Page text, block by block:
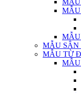
MẪU SÂN
MẪU TỪ